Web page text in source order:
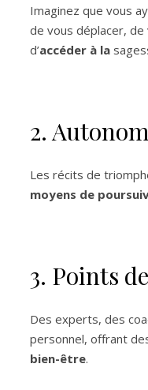
Imaginez que vous
de vous déplacer,
d’accéder à la
2.
Les récits de
moyens de
3. Points
Des experts, des
personnel, offrant
bien-être.